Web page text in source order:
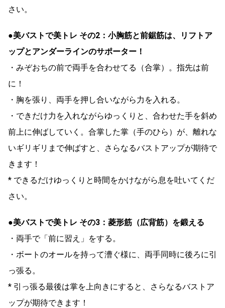
さい。
●美バストで美トレ その2：小胸筋と前鋸筋は、リフトア
ップとアンダーラインのサポーター！
・みぞおちの前で両手を合わせてる（合掌）。指先は前
に！
・胸を張り、両手を押し合いながら力を入れる。
・できだけ力を入れながらゆっくりと、合わせた手を斜め
前上に伸ばしていく。合掌した掌（手のひら）が、離れな
いギリギリまで伸ばすと、さらなるバストアップが期待で
きます！
* できるだけゆっくりと時間をかけながら息を吐いてくだ
さい。
●美バストで美トレ その3：菱形筋（広背筋）を鍛える
・両手で「前に習え」をする。
・ボートのオールを持って漕ぐ様に、両手同時に後ろに引
っ張る。
* 引っ張る最後は掌を上向きにすると、さらなるバストア
ップが期待できます！